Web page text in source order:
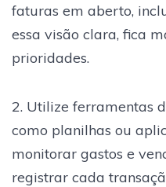
faturas em aberto,
essa visão clara, fica
prioridades.
2. Utilize ferramentas
como planilhas ou
monitorar gastos e
registrar cada